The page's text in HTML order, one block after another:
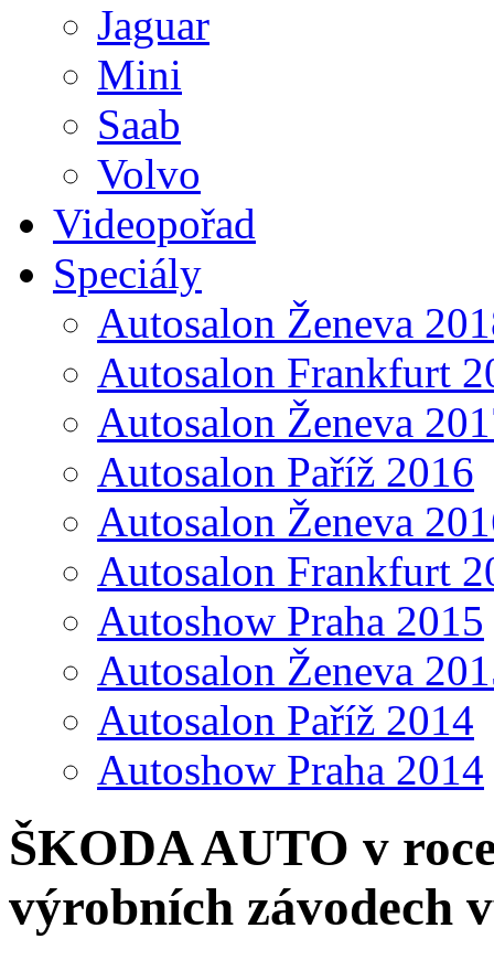
Jaguar
Mini
Saab
Volvo
Videopořad
Speciály
Autosalon Ženeva
Autosalon Frankfurt
Autosalon Ženeva
Autosalon Paříž 2016
Autosalon Ženeva
Autosalon Frankfurt
Autoshow Praha 2015
Autosalon Ženeva
Autosalon Paříž 2014
Autoshow Praha 2014
ŠKODA AUTO v
výrobních závodech